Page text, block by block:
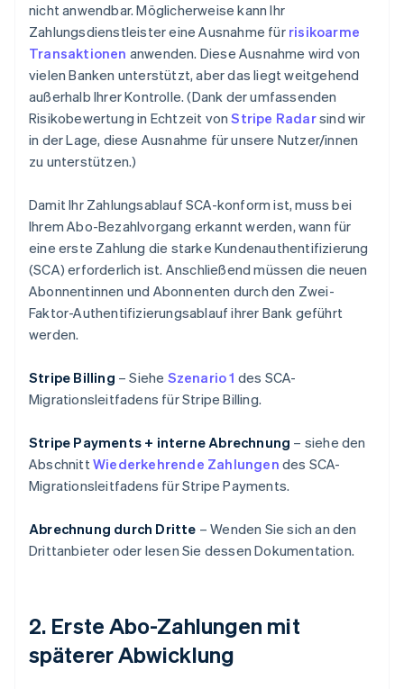
nicht anwendbar. Möglicherweise kann Ihr
Zahlungsdienstleister eine Ausnahme für risikoarme
Transaktionen anwenden. Diese Ausnahme wird von
vielen Banken unterstützt, aber das liegt weitgehend
außerhalb Ihrer Kontrolle. (Dank der umfassenden
Risikobewertung in Echtzeit vonStripe Radarsind wir
in der Lage, diese Ausnahme für unsere Nutzer/innen
zu unterstützen.)
Damit Ihr Zahlungsablauf SCA-konform ist, muss bei
Ihrem Abo-Bezahlvorgang erkannt werden, wann für
eine erste Zahlung die starke Kundenauthentifizierung
(SCA) erforderlich ist. Anschließend müssen die neuen
Abonnentinnen und Abonnenten durch den Zwei-
Faktor-Authentifizierungsablauf ihrer Bank geführt
werden.
Stripe Billing – Siehe Szenario 1 des SCA-
Migrationsleitfadens für Stripe Billing.
Stripe Payments + interne Abrechnung – siehe den
AbschnittWiederkehrende Zahlungen des SCA-
Migrationsleitfadens für Stripe Payments.
Abrechnung durch Dritte – Wenden Sie sich an den
Drittanbieter oder lesen Sie dessen Dokumentation.
2. Erste Abo-Zahlungen mit
späterer Abwicklung